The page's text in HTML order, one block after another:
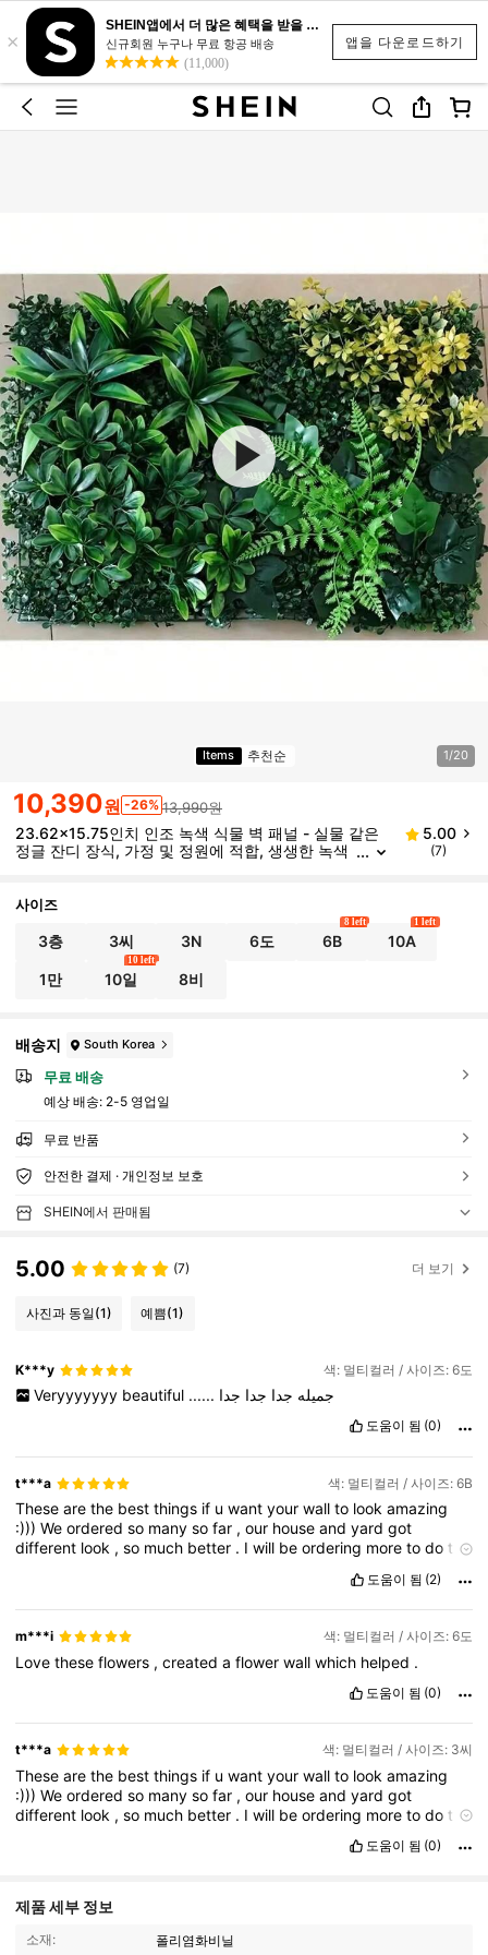
앱을 다운로드하기
×
SHEIN앱에서 더 많은 혜택을 받을 수 있어요.
신규회원 누구나 무료 항공 배송
(11,000)
Items 추천순 1/20
10,390원 -26% 13,990원
23.62x15.75인치 인조 녹색 식물 벽 패널 - 실물 같은
정글 잔디 장식, 가정 및 정원에 적합, 생생한 녹색
생한 벽 매트 | 인조 잔디, 인조 울타리 패널
5.00
(7)
사이즈
3층 3씨 3N 6도 6B
8 left
10A
1 left
1만 10일
10 left
8비
배송지 South Korea
무료 배송
예상 배송: 2-5 영업일
무료 반품
안전한 결제 · 개인정보 보호
SHEIN에서 판매됨
5.00 (7) 더 보기
사진과 동일(1) 예쁨(1)
K***y 색: 멀티컬러 / 사이즈: 6도
Veryyyyyyy beautiful ...... جميله جدا جدا جدا
도움이 됨 (0)
t***a 색: 멀티컬러 / 사이즈: 6B
Thesearethe bestthings if uwantyourwallto lookamazing
:)))Weorderedso manysofar ,our houseandyardgot
different look ,so much better . Iwill beordering moretodothe
도움이 됨 (2)
m***i 색: 멀티컬러 / 사이즈: 6도
Lovetheseflowers ,createdaflowerwallwhich helped .
도움이 됨 (0)
t***a 색: 멀티컬러 / 사이즈: 3씨
Thesearethe bestthings if uwantyourwallto lookamazing
:)))Weorderedso manysofar ,our houseandyardgot
different look ,so much better . Iwill beordering moretodothe
도움이 됨 (0)
제품 세부 정보
소재: 폴리염화비닐